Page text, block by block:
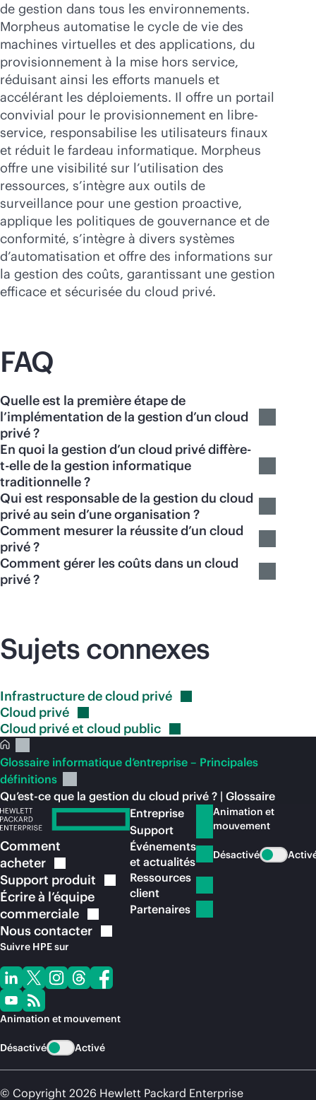
de gestion dans tous les environnements.
Morpheus automatise le cycle de vie des
machines virtuelles et des applications, du
provisionnement à la mise hors service,
réduisant ainsi les efforts manuels et
accélérant les déploiements. Il offre un portail
convivial pour le provisionnement en libre-
service, responsabilise les utilisateurs finaux
et réduit le fardeau informatique. Morpheus
offre une visibilité sur l’utilisation des
ressources, s’intègre aux outils de
surveillance pour une gestion proactive,
applique les politiques de gouvernance et de
conformité, s’intègre à divers systèmes
d’automatisation et offre des informations sur
la gestion des coûts, garantissant une gestion
efficace et sécurisée du cloud privé.
FAQ
Quelle est la première étape de
l’implémentation de la gestion d’un cloud
privé ?
En quoi la gestion d’un cloud privé diffère-
t-elle de la gestion informatique
traditionnelle ?
Qui est responsable de la gestion du cloud
privé au sein d’une organisation ?
Comment mesurer la réussite d’un cloud
privé ?
Comment gérer les coûts dans un cloud
privé ?
Sujets connexes
Infrastructure de cloud privé
Cloud privé
Cloud privé et cloud public
Glossaire informatique d’entreprise – Principales
définitions
Qu’est-ce que la gestion du cloud privé ? | Glossaire
Comment
acheter
Support produit
Écrire à l’équipe
commerciale
Nouscontacter
Suivre HPE sur
Animation et mouvement
Désactivé Activé
Entreprise
Support
Événements
et actualités
Ressources
client
Partenaires
Animation et
mouvement
Désactivé
© Copyright 2026 Hewlett Packard Enterprise